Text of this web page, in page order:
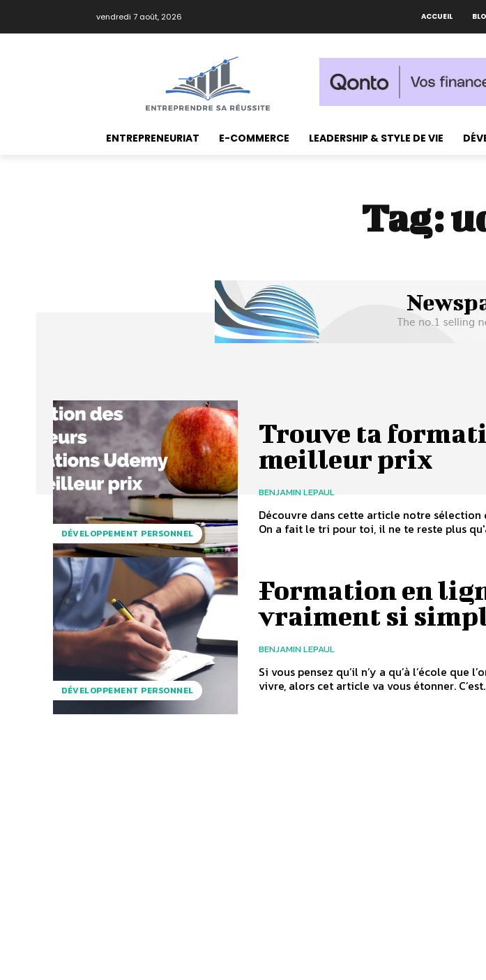
vendredi 7 août, 2026 ACCUEIL
ENTREPRENEURIAT E-COMMERCE LEADERSHIP & STYLE DE VIE
Tag:
DÉVELOPPEMENT PERSONNEL
Trouve ta
meilleur prix
BENJAMIN LEPAUL
Découvre dans cette article notre
On a fait le tri pour toi, il ne te reste plus
DÉVELOPPEMENT PERSONNEL
Formation en
vraiment si
BENJAMIN LEPAUL
Si vous pensez qu’il n’y a qu’à l’école que
vivre, alors cet article va vous étonner.